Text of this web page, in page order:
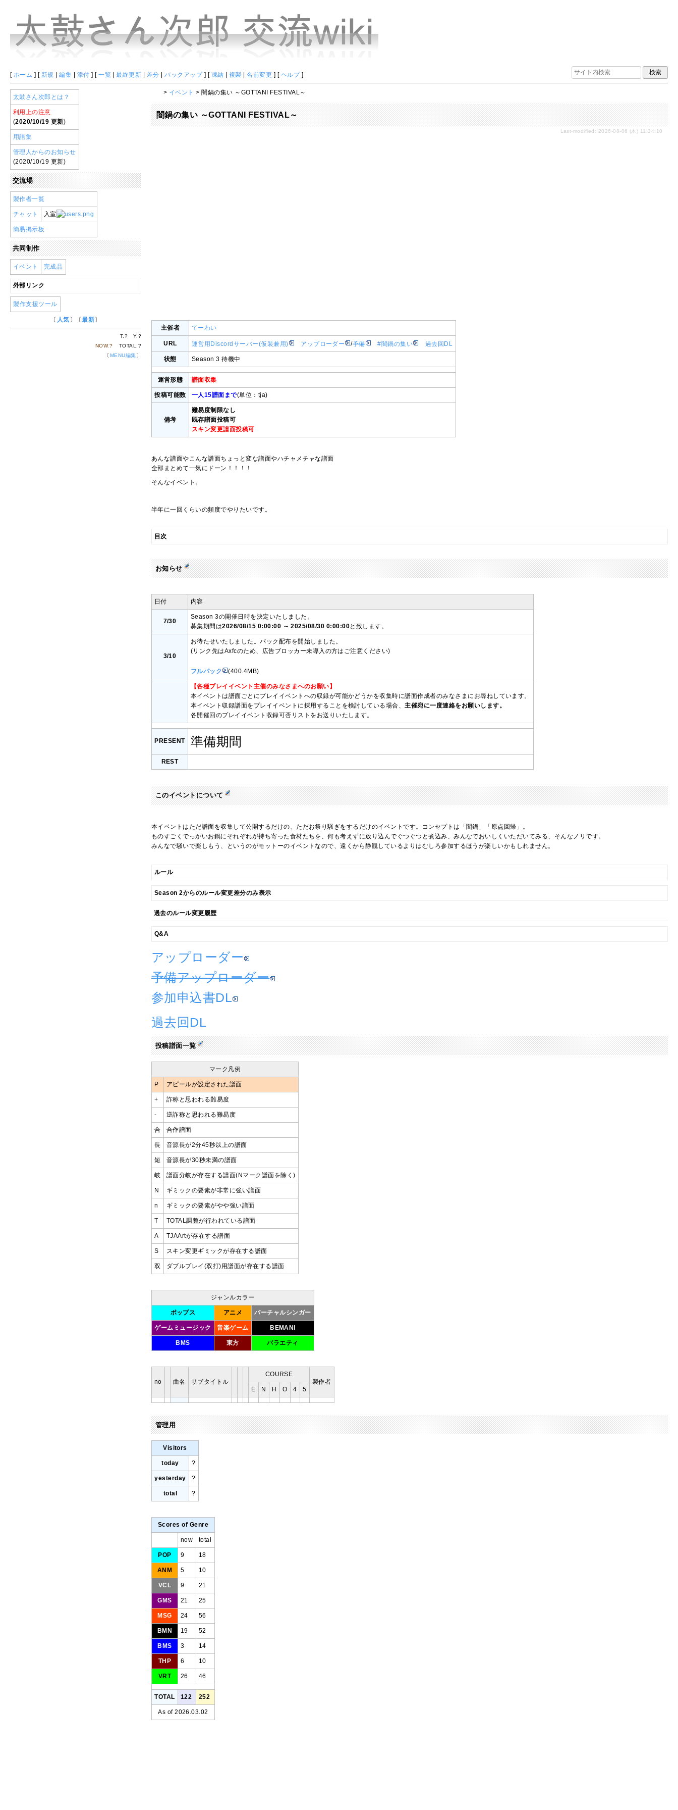
[ ホーム ] [ 新規 |編集 | 添付 ] [一覧 |最終更新 | 差分 | バックアップ] [ 凍結 | 複製 |名前変更 ] [ ヘルプ]
> イベント > 闇鍋の集い ～GOTTANI FESTIVAL～
闇鍋の集い ～GOTTANI FESTIVAL～
Last-modified: 2026-08-06 (木) 11:34:10
主催者 てーわい
URL 運営用Discordサーバー(仮装兼用) アップローダー /予備 #闇鍋の集い 過去回DL
状態 Season 3 待機中
運営形態 譜面収集
投稿可能数 一人15譜面まで(単位：tja)
備考
難易度制限なし
既存譜面投稿可
スキン変更譜面投稿可
あんな譜面やこんな譜面ちょっと変な譜面やハチャメチャな譜面
全部まとめて一気にドーン！！！！
そんなイベント。
半年に一回くらいの頻度でやりたいです。
目次
お知らせ
日付 内容
7/30
Season 3の開催日時を決定いたしました。
募集期間は2026/08/15 0:00:00 ～ 2025/08/30 0:00:00と致します。
3/10
お待たせいたしました。パック配布を開始しました。
(リンク先はAxfcのため、広告ブロッカー未導入の方はご注意ください)
フルパック (400.4MB)
【各種プレイイベント主催のみなさまへのお願い】
本イベントは譜面ごとにプレイイベントへの収録が可能かどうかを収集時に譜面作成者のみなさまにお尋ねしています。
本イベント収録譜面をプレイイベントに採用することを検討している場合、主催宛に一度連絡をお願いします。
各開催回のプレイイベント収録可否リストをお送りいたします。
PRESENT 準備期間
REST
このイベントについて
本イベントはただ譜面を収集して公開するだけの、ただお祭り騒ぎをするだけのイベントです。コンセプトは「闇鍋」「原点回帰」。
ものすごくでっかいお鍋にそれぞれが持ち寄った食材たちを、何も考えずに放り込んでぐつぐつと煮込み、みんなでおいしくいただいてみる、そんなノリです。
みんなで騒いで楽しもう、というのがモットーのイベントなので、遠くから静観しているよりはむしろ参加するほうが楽しいかもしれません。
ルール
Season 2からのルール変更差分のみ表示
過去のルール変更履歴
Q&A
アップローダー
予備アップローダー
参加申込書DL
過去回DL
投稿譜面一覧
マーク凡例
P アピールが設定された譜面
+ 詐称と思われる難易度
- 逆詐称と思われる難易度
合 合作譜面
長 音源長が2分45秒以上の譜面
短 音源長が30秒未満の譜面
岐 譜面分岐が存在する譜面(Nマーク譜面を除く)
N ギミックの要素が非常に強い譜面
n ギミックの要素がやや強い譜面
T TOTAL調整が行われている譜面
A TJAArtが存在する譜面
S スキン変更ギミックが存在する譜面
双 ダブルプレイ(双打)用譜面が存在する譜面
ジャンルカラー
ポップス アニメ バーチャルシンガー
ゲームミュージック 音楽ゲーム BEMANI
BMS 東方 バラエティ
no 曲名 サブタイトル
COURSE
製作者
E
N H O 4 5
管理用
Visitors
today ?
yesterday ?
total ?
Scores of Genre
now total
POP 9 18
ANM 5 10
VCL 9 21
GMS 21 25
MSG 24 56
BMN 19 52
BMS 3 14
THP 6 10
VRT 26 46
TOTAL 122 252
As of 2026.03.02
太鼓さん次郎とは？
利用上の注意
(2020/10/19 更新)
用語集
管理人からのお知らせ
(2020/10/19 更新)
交流場
製作者一覧
チャット 入室
簡易掲示板
共同制作
イベント 完成品
外部リンク
製作支援ツール
〔 人気〕〔最新〕
T. ? Y. ?
NOW.? TOTAL. ?
〔MENU編集〕